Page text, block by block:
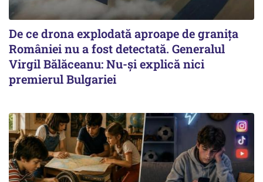
De ce drona explodată aproape de granița
României nu a fost detectată. Generalul
Virgil Bălăceanu: Nu-și explică nici
premierul Bulgariei